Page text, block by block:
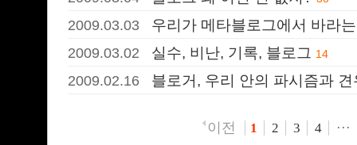
2009.03.03 우리가 메타블로그에서 바라
2009.03.02 실수, 비난, 기록, 블로그 14
2009.02.16 블로거, 우리 안의 파시즘과
이전 1 2 3 4 ···